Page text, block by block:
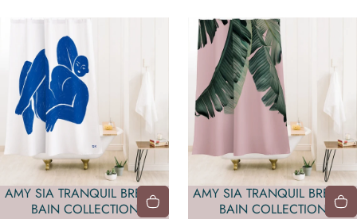
AMY SIA TRANQUIL BREATH
BAIN COLLECTION
AMY SIA TRANQUIL BREATH
BAIN COLLECTION